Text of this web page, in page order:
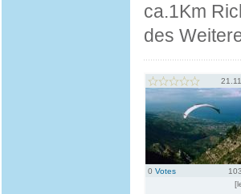
ca.1Km
des
0 Votes